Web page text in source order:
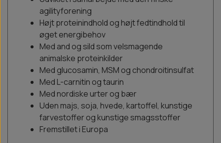
agilityforening
Højt proteinindhold og højt fedtindhold til
øget energibehov
Med and og sild som velsmagende
animalske proteinkilder
Med glucosamin, MSM og chondroitinsulfat
Med L-carnitin og taurin
Med nordiske urter og bær
Uden majs, soja, hvede, kartoffel, kunstige
farvestoffer og kunstige smagsstoffer
Fremstillet i Europa